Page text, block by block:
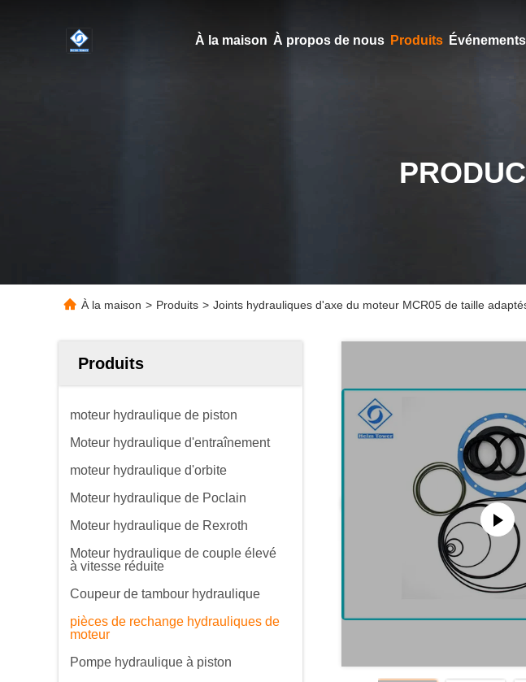
À la maison À propos de nous Produits Événements
À la maison > Produits > Joints hydrauliques d'axe du moteur MCR05 de taille
Produits
moteur hydraulique de piston
Moteur hydraulique d'entraînement
moteur hydraulique d'orbite
Moteur hydraulique de Poclain
Moteur hydraulique de Rexroth
Moteur hydraulique de couple élevé
à vitesse réduite
Coupeur de tambour hydraulique
pièces de rechange hydrauliques de
moteur
Pompe hydraulique à piston